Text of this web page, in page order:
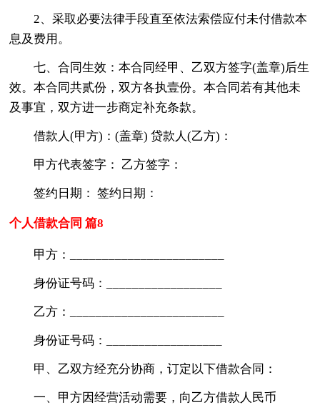
2、采取必要法律手段直至依法索偿应付未付借款本
息及费用。
七、合同生效：本合同经甲、乙双方签字(盖章)后生
效。本合同共贰份，双方各执壹份。本合同若有其他未
及事宜，双方进一步商定补充条款。
借款人(甲方)：(盖章) 贷款人(乙方)：
甲方代表签字： 乙方签字：
签约日期： 签约日期：
个人借款合同 篇8
甲方：________________________
身份证号码：__________________
乙方：________________________
身份证号码：__________________
甲、乙双方经充分协商，订定以下借款合同：
一、甲方因经营活动需要，向乙方借款人民币